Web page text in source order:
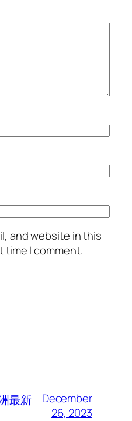
and website in this
I comment.
最新
December
26, 2023